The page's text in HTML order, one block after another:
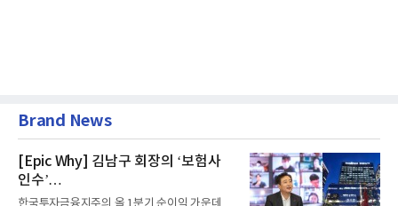
Brand News
[Epic Why] 김남구 회장의 ‘보험사
인수’
발걸음이 신중해진 배경은?